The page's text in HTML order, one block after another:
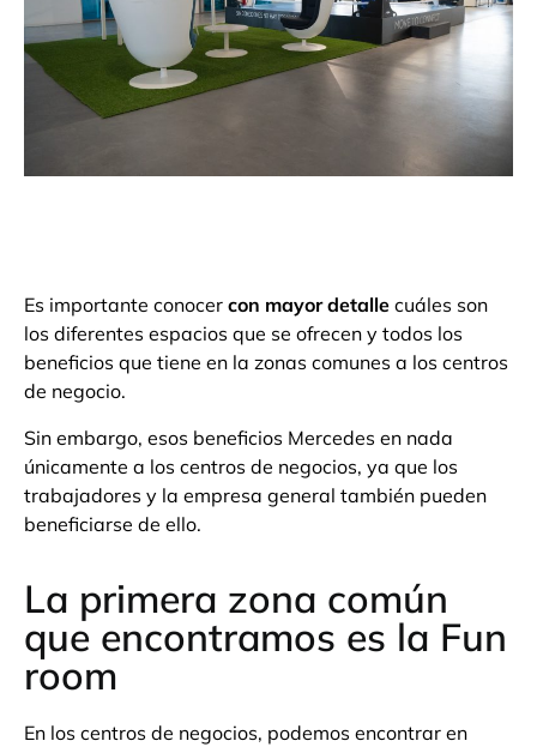
Es importante conocer con mayor detalle cuáles son
los diferentes espacios que se ofrecen y todos los
beneficios que tiene en la zonas comunes a los centros
de negocio.
Sin embargo, esos beneficios Mercedes en nada
únicamente a los centros de negocios, ya que los
trabajadores y la empresa general también pueden
beneficiarse de ello.
La primera zona común
que encontramos es la Fun
room
En los centros de negocios, podemos encontrar en